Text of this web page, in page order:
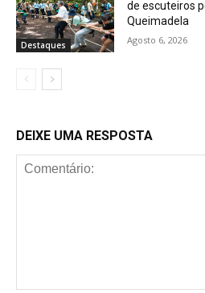
Destaques
de escuteiros
Queimadela
Agosto 6, 2026
DEIXE UMA RESPOSTA